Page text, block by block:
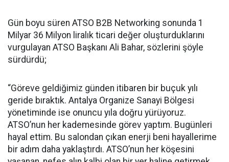
Gün boyu süren ATSO B2B Networking sonunda 1
Milyar 36 Milyon liralık ticari değer oluşturduklarını
vurgulayan ATSO Başkanı Ali Bahar, sözlerini şöyle
sürdürdü;
“Göreve geldiğimiz günden itibaren bir buçuk yılı
geride bıraktık. Antalya Organize Sanayi Bölgesi
yönetiminde ise onuncu yıla doğru yürüyoruz.
ATSO’nun her kademesinde görev yaptım. Bugünleri
hayal ettim. Bu salondan çıkan enerji beni hayallerime
bir adım daha yaklaştırdı. ATSO’nun her köşesini